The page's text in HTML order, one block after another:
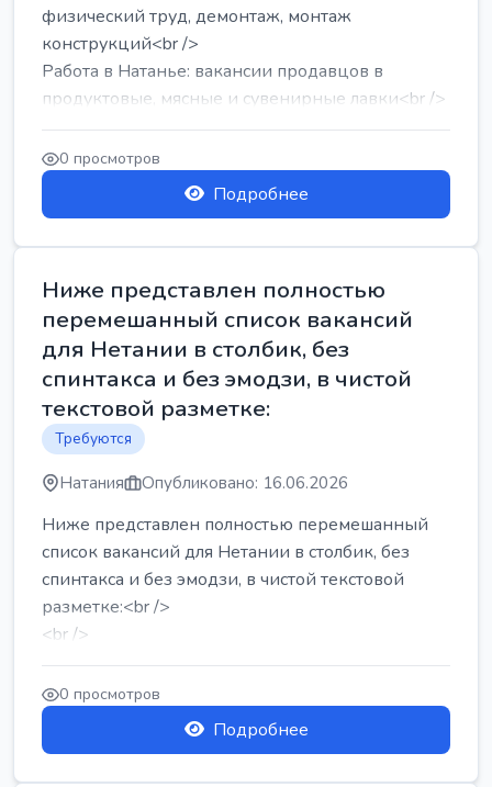
физический труд, демонтаж, монтаж
конструкций<br />
Работа в Натанье: вакансии продавцов в
продуктовые, мясные и сувенирные лавки<br />
Разнорабочий на сборку м...
0 просмотров
Подробнее
Ниже представлен полностью
перемешанный список вакансий
для Нетании в столбик, без
спинтакса и без эмодзи, в чистой
текстовой разметке:
Требуются
Натания Опубликовано: 16.06.2026
Ниже представлен полностью перемешанный
список вакансий для Нетании в столбик, без
спинтакса и без эмодзи, в чистой текстовой
разметке:<br />
<br />
Работа в Нетании на мебельном производстве:
требу...
0 просмотров
Подробнее